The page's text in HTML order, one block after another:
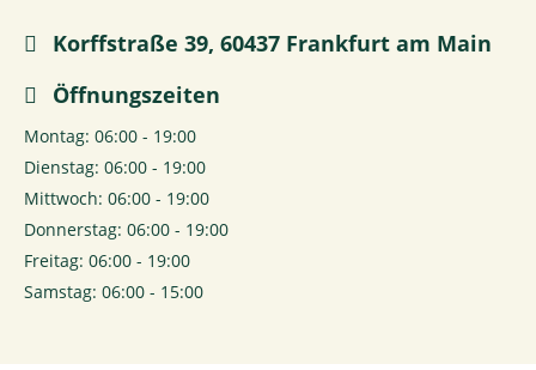
Korffstraße 39, 60437 Frankfurt am Main
Öffnungszeiten
Montag: 06:00 - 19:00
Dienstag: 06:00 - 19:00
Mittwoch: 06:00 - 19:00
Donnerstag: 06:00 - 19:00
Freitag: 06:00 - 19:00
Samstag: 06:00 - 15:00